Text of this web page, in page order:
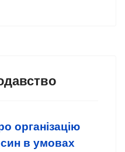
організацію
в умовах